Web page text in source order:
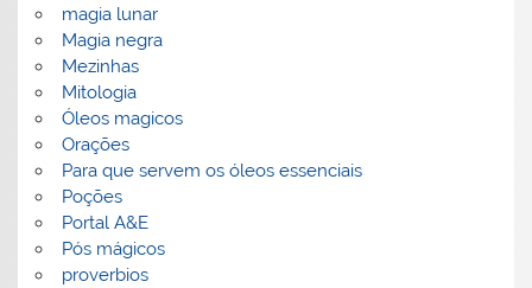
magia lunar
Magia negra
Mezinhas
Mitologia
Óleos magicos
Orações
Para que servem os óleos essenciais
Poções
Portal A&E
Pós mágicos
proverbios